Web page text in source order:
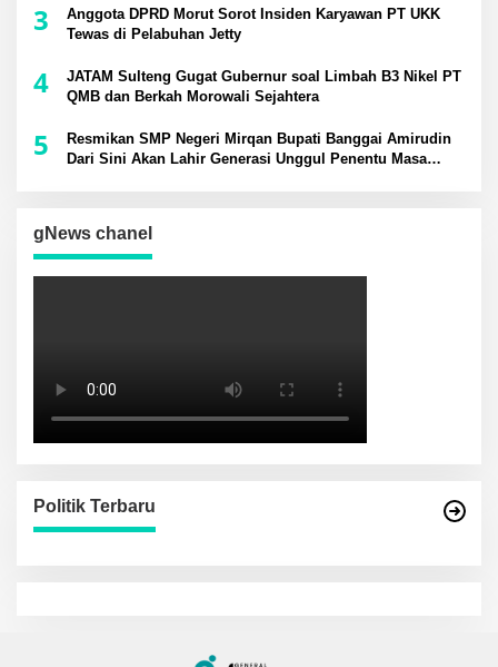
3
Anggota DPRD Morut Sorot Insiden Karyawan PT UKK
Tewas di Pelabuhan Jetty
4
JATAM Sulteng Gugat Gubernur soal Limbah B3 Nikel PT
QMB dan Berkah Morowali Sejahtera
5
Resmikan SMP Negeri Mirqan Bupati Banggai Amirudin
Dari Sini Akan Lahir Generasi Unggul Penentu Masa
gNews chanel
Politik Terbaru